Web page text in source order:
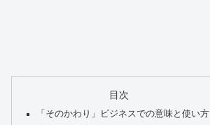
目次
「そのかわり」ビジネスでの意味と使い方